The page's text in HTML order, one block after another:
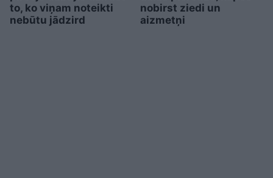
to, ko viņam noteikti
nebūtu jādzird
nobirst ziedi un
aizmetņi